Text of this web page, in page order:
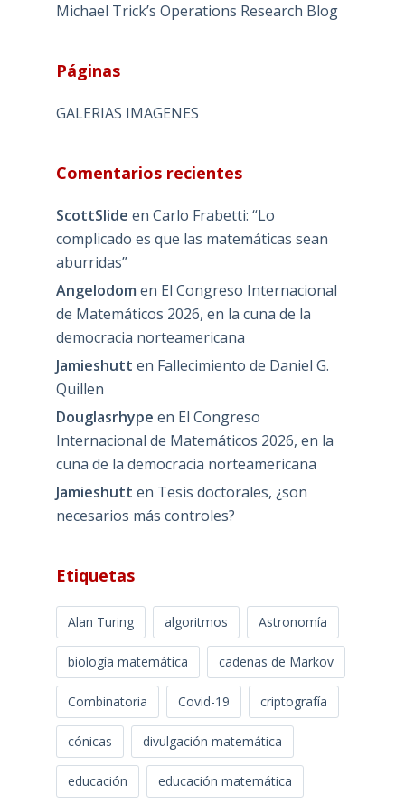
Michael Trick’s Operations Research Blog
Páginas
GALERIAS IMAGENES
Comentarios recientes
ScottSlide en Carlo Frabetti: “Lo
complicado es que las matemáticas sean
aburridas”
Angelodom en El Congreso Internacional
de Matemáticos 2026, en la cuna de la
democracia norteamericana
Jamieshutt en Fallecimiento de Daniel G.
Quillen
Douglasrhype en El Congreso
Internacional de Matemáticos 2026, en la
cuna de la democracia norteamericana
Jamieshutt en Tesis doctorales, ¿son
necesarios más controles?
Etiquetas
Alan Turing algoritmos Astronomía
biología matemática cadenas de Markov
Combinatoria Covid-19 criptografía
cónicas divulgación matemática
educación educación matemática